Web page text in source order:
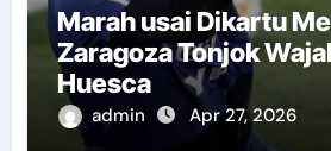
Marah usai Dikartu
Zaragoza Tonjok
Huesca
admin Apr 27, 2026